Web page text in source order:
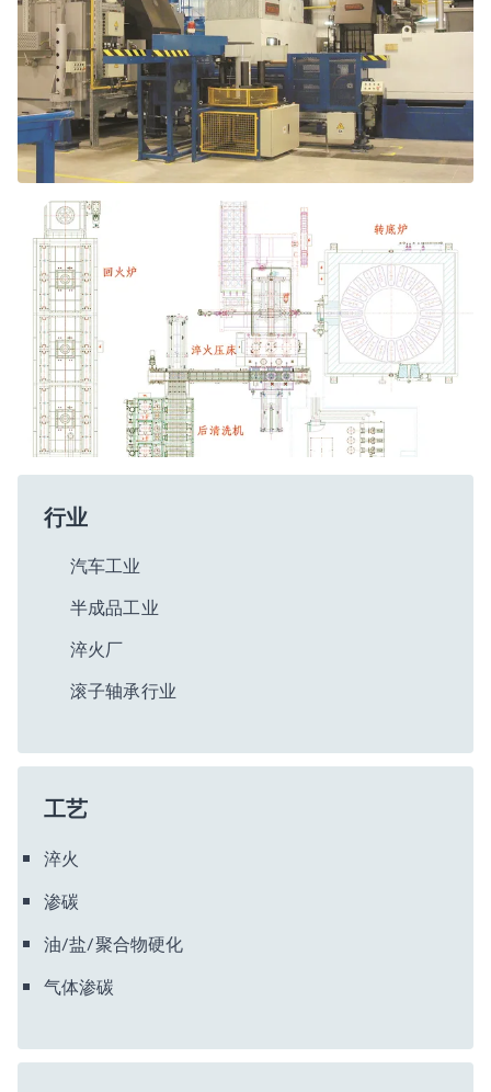
行业
汽车工业
半成品工业
淬火厂
滚子轴承行业
工艺
淬火
渗碳
油/盐/聚合物硬化
气体渗碳